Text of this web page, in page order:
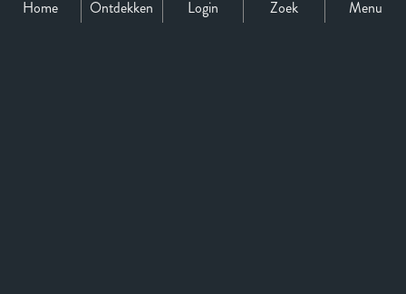
Home Ontdekken Login Zoek Menu